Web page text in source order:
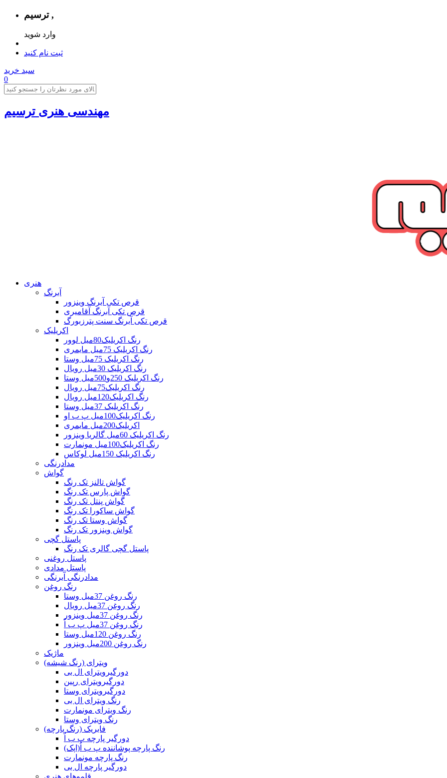
ترسیم ,
وارد شوید
ثبت نام کنید
سبد خرید
0
مهندسی هنری ترسیم
هنری
آبرنگ
قرص تکی آبرنگ وینزور
قرص تکی آبرنگ آقامیری
قرص تکی آبرنگ سنت پترزبورگ
اکریلیک
رنگ اکریلیک80میل لوور
رنگ اکریلیک 75میل مایمری
رنگ اکریلیک 75میل وستا
رنگ اکریلیک 30میل رویال
رنگ اکریلیک 250و500میل وستا
رنگ اکریلیک75میل رویال
رنگ اکریلیک120میل رویال
رنگ اکریلیک 37میل وستا
رنگ اکریلیک100میل پ ب او
اکریلیک200میل مایمری
رنگ اکریلیک 60میل گالریا وینزور
رنگ اکریلیک100میل مونمارت
رنگ اکریلیک 150میل لوکاس
مدادرنگی
گواش
گواش تالنز تک رنگ
گواش پارس تک رنگ
گواش پنتل تک رنگ
گواش ساکورا تک رنگ
گواش وستا تک رنگ
گواش وینزور تک رنگ
پاستل گچی
پاستل گچی گالری تک رنگ
پاستل روغنی
پاستل مدادی
مدادرنگی آبرنگی
رنگ روغن
رنگ روغن 37میل وستا
رنگ روغن 37میل رویال
رنگ روغن 37میل وینزور
رنگ روغن 37میل پ ب اُ
رنگ روغن 120میل وستا
رنگ روغن 200میل وینزور
ماژیک
ویترای (رنگ شیشه)
دورگیرویترای ال بی
دورگیرویترای رپین
دورگیرویترای وستا
رنگ ویترای ال بی
رنگ ویترای مونمارت
رنگ ویترای وستا
فابریک (رنگ پارچه)
دورگیر پارچه پ ب اُ
رنگ پارچه پوشاننده پ ب اُ(اپک)
رنگ پارچه مونمارت
دورگیر پارچه ال بی